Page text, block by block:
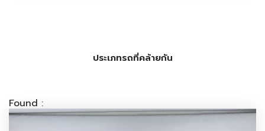
ประเภทรถที่คล้ายกัน
Found :